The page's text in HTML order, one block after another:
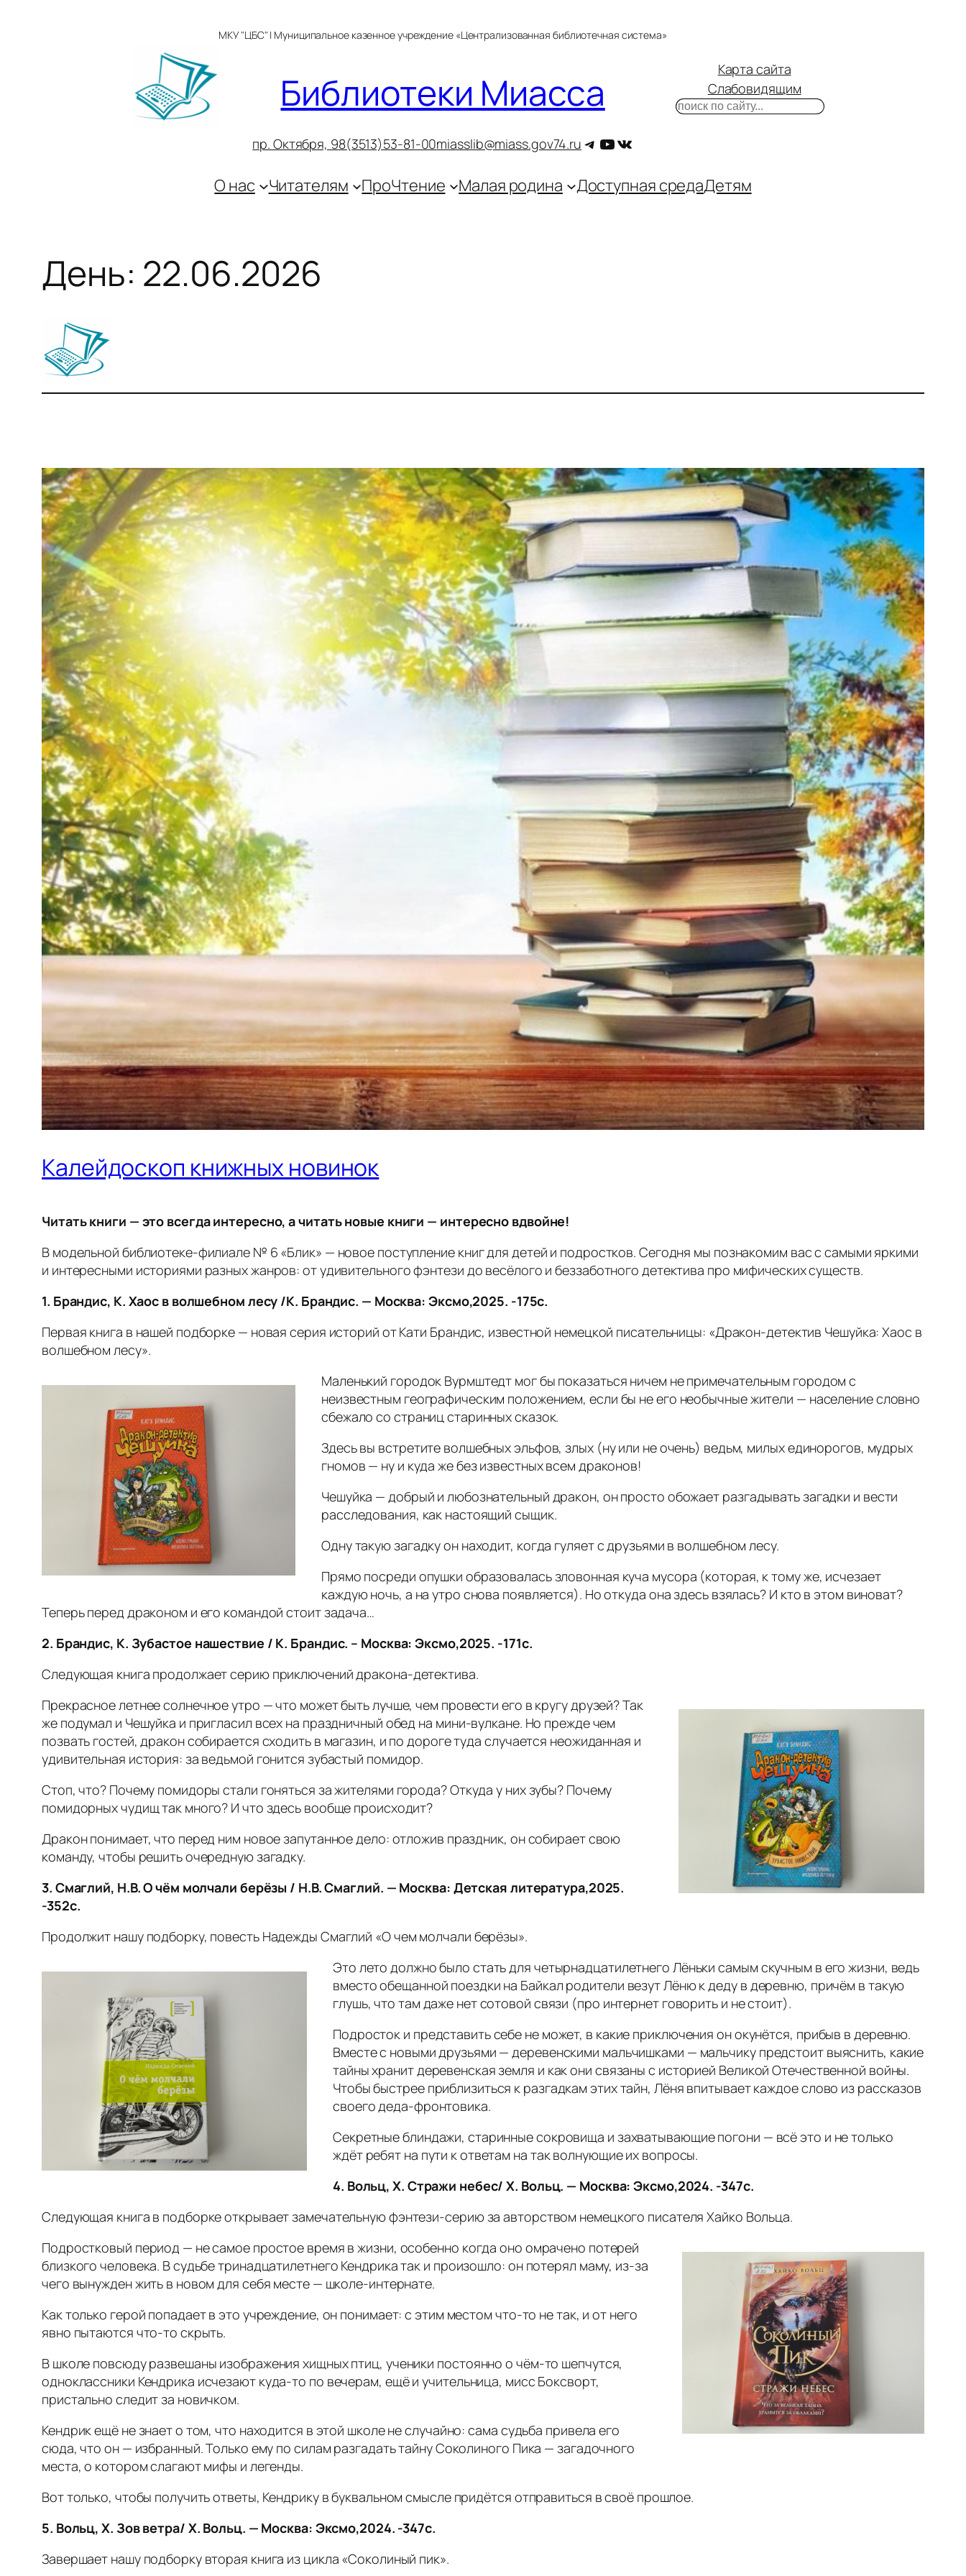
МКУ "ЦБС" | Муниципальное казенное учреждение «Централизованная библиотечная система»
Библиотеки Миасса
пр. Октября, 98(3513)53-81-00miasslib@miass.gov74.ru Telegram
YouTube
ВКонтакте
Карта сайта
Слабовидящим
Поиск
О нас Читателям ПроЧтение Малая родина Доступная средаДетям
День: 22.06.2026
Калейдоскоп книжных новинок
Читать книги — это всегда интересно, а читать новые книги — интересно вдвойне!
В модельной библиотеке‑филиале № 6 «Блик» — новое поступление книг для детей и подростков. Сегодня мы познакомим вас с самыми яркими
и интересными историями разных жанров: от удивительного фэнтези до весёлого и беззаботного детектива про мифических существ.
1. Брандис, К. Хаос в волшебном лесу /К. Брандис. — Москва: Эксмо,2025. -175с.
Первая книга в нашей подборке — новая серия историй от Кати Брандис, известной немецкой писательницы: «Дракон‑детектив Чешуйка: Хаос в
волшебном лесу».
Маленький городок Вурмштедт мог бы показаться ничем не примечательным городом с
неизвестным географическим положением, если бы не его необычные жители — население словно
сбежало со страниц старинных сказок.
Здесь вы встретите волшебных эльфов, злых (ну или не очень) ведьм, милых единорогов, мудрых
гномов — ну и куда же без известных всем драконов!
Чешуйка — добрый и любознательный дракон, он просто обожает разгадывать загадки и вести
расследования, как настоящий сыщик.
Одну такую загадку он находит, когда гуляет с друзьями в волшебном лесу.
Прямо посреди опушки образовалась зловонная куча мусора (которая, к тому же, исчезает
каждую ночь, а на утро снова появляется). Но откуда она здесь взялась? И кто в этом виноват?
Теперь перед драконом и его командой стоит задача…
2. Брандис, К. Зубастое нашествие / К. Брандис. – Москва: Эксмо,2025. -171с.
Следующая книга продолжает серию приключений дракона-детектива.
Прекрасное летнее солнечное утро — что может быть лучше, чем провести его в кругу друзей? Так
же подумал и Чешуйка и пригласил всех на праздничный обед на мини‑вулкане. Но прежде чем
позвать гостей, дракон собирается сходить в магазин, и по дороге туда случается неожиданная и
удивительная история: за ведьмой гонится зубастый помидор.
Стоп, что? Почему помидоры стали гоняться за жителями города? Откуда у них зубы? Почему
помидорных чудищ так много? И что здесь вообще происходит?
Дракон понимает, что перед ним новое запутанное дело: отложив праздник, он собирает свою
команду, чтобы решить очередную загадку.
3. Смаглий, Н.В. О чём молчали берёзы / Н.В. Смаглий. — Москва: Детская литература,2025.
-352с.
Продолжит нашу подборку, повесть Надежды Смаглий «О чем молчали берёзы».
Это лето должно было стать для четырнадцатилетнего Лёньки самым скучным в его жизни, ведь
вместо обещанной поездки на Байкал родители везут Лёню к деду в деревню, причём в такую
глушь, что там даже нет сотовой связи (про интернет говорить и не стоит).
Подросток и представить себе не может, в какие приключения он окунётся, прибыв в деревню.
Вместе с новыми друзьями — деревенскими мальчишками — мальчику предстоит выяснить, какие
тайны хранит деревенская земля и как они связаны с историей Великой Отечественной войны.
Чтобы быстрее приблизиться к разгадкам этих тайн, Лёня впитывает каждое слово из рассказов
своего деда‑фронтовика.
Секретные блиндажи, старинные сокровища и захватывающие погони — всё это и не только
ждёт ребят на пути к ответам на так волнующие их вопросы.
4. Вольц, Х. Стражи небес/ Х. Вольц. — Москва: Эксмо,2024. -347с.
Следующая книга в подборке открывает замечательную фэнтези‑серию за авторством немецкого писателя Хайко Вольца.
Подростковый период — не самое простое время в жизни, особенно когда оно омрачено потерей
близкого человека. В судьбе тринадцатилетнего Кендрика так и произошло: он потерял маму, из‑за
чего вынужден жить в новом для себя месте — школе‑интернате.
Как только герой попадает в это учреждение, он понимает: с этим местом что‑то не так, и от него
явно пытаются что‑то скрыть.
В школе повсюду развешаны изображения хищных птиц, ученики постоянно о чём‑то шепчутся,
одноклассники Кендрика исчезают куда‑то по вечерам, ещё и учительница, мисс Боксворт,
пристально следит за новичком.
Кендрик ещё не знает о том, что находится в этой школе не случайно: сама судьба привела его
сюда, что он — избранный. Только ему по силам разгадать тайну Соколиного Пика — загадочного
места, о котором слагают мифы и легенды.
Вот только, чтобы получить ответы, Кендрику в буквальном смысле придётся отправиться в своё прошлое.
5. Вольц, Х. Зов ветра/ Х. Вольц. — Москва: Эксмо,2024. -347с.
Завершает нашу подборку вторая книга из цикла «Соколиный пик».